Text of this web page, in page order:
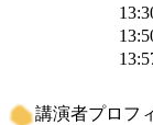
講演者プロフ